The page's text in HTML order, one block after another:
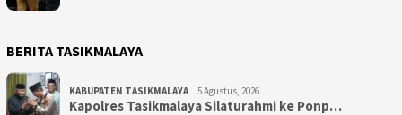
BERITA TASIKMALAYA
KABUPATEN TASIKMALAYA 5 Agustus, 2026
Kapolres Tasikmalaya Silaturahmi ke Ponp…